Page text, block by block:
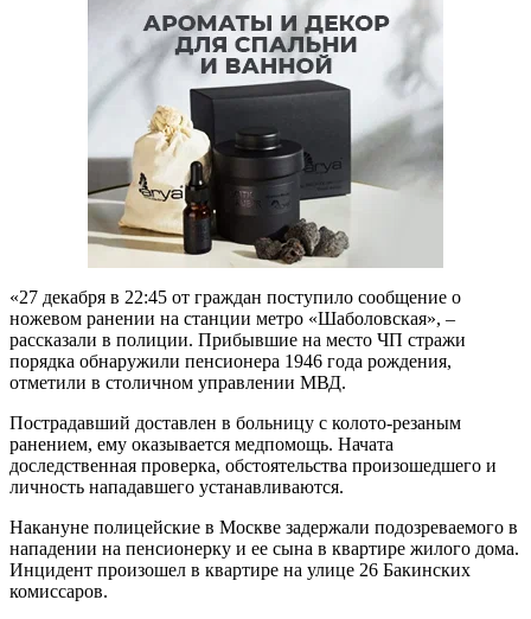
«27 декабря в 22:45 от граждан поступило сообщение о
ножевом ранении на станции метро «Шаболовская», –
рассказали в полиции. Прибывшие на место ЧП стражи
порядка обнаружили пенсионера 1946 года рождения,
отметили в столичном управлении МВД.
Пострадавший доставлен в больницу с колото-резаным
ранением, ему оказывается медпомощь. Начата
доследственная проверка, обстоятельства произошедшего и
личность нападавшего устанавливаются.
Накануне полицейские в Москве задержали подозреваемого в
нападении на пенсионерку и ее сына в квартире жилого дома.
Инцидент произошел в квартире на улице 26 Бакинских
комиссаров.